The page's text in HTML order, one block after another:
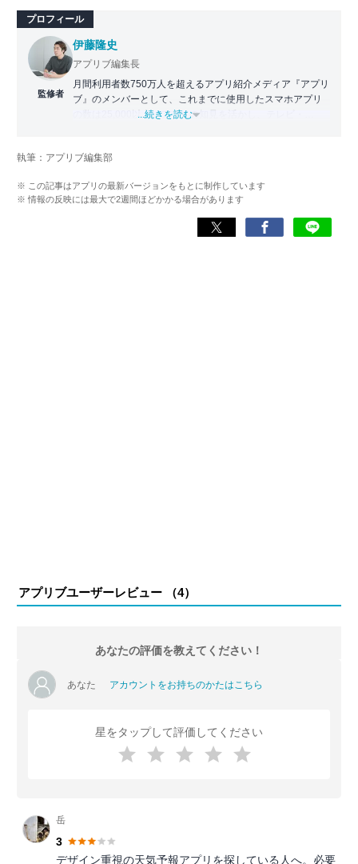
プロフィール
監修者
伊藤隆史
アプリブ編集長
月間利用者数750万人を超えるアプリ紹介メディア『アプリ
ブ』のメンバーとして、これまでに使用したスマホアプリ
の数は25,000以上。アプリの知見を活かし、テレビ・
化アプリの紹介）、TBS『サタプラ』（スマホライフが変
スマホアプリ）他
...続きを読む
執筆：アプリブ編集部
※ この記事はアプリの最新バージョンをもとに制作しています
※ 情報の反映には最大で2週間ほどかかる場合があります
アプリブユーザーレビュー （4）
あなたの評価を教えてください！
あなた アカウントをお持ちのかたはこちら
星をタップして評価してください
岳
3
デザイン重視の天気予報アプリを探している人へ。必要